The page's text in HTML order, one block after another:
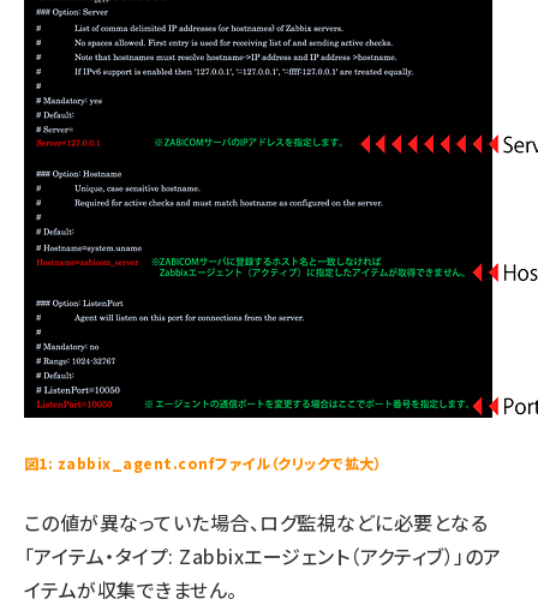
図1: zabbix_agent.confファイル（クリックで拡大）
この値が異なっていた場合、ログ監視などに必要となる
「アイテム・タイプ: Zabbixエージェント（アクティブ）」のア
イテムが収集できません。